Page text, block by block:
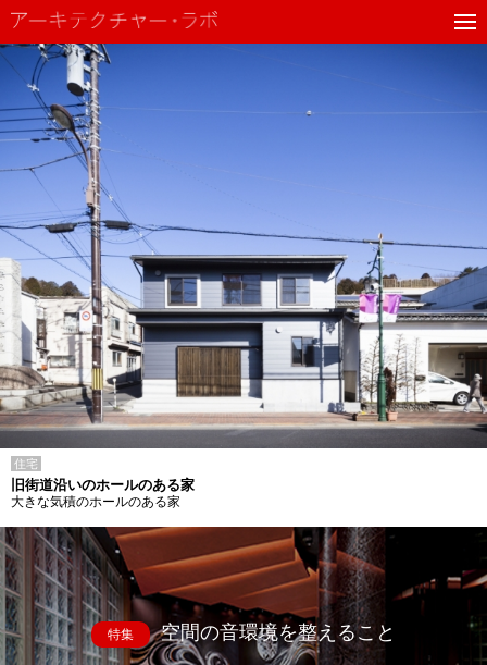
住宅
旧街道沿いのホールのある家
大きな気積のホールのある家
特集 空間の音環境を整えること